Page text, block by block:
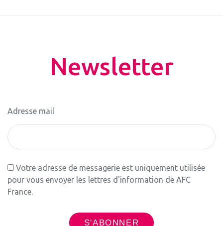
Newsletter
Adresse mail
Votre adresse de messagerie est uniquement utilisée
pour vous envoyer les lettres d'information de AFC
France.